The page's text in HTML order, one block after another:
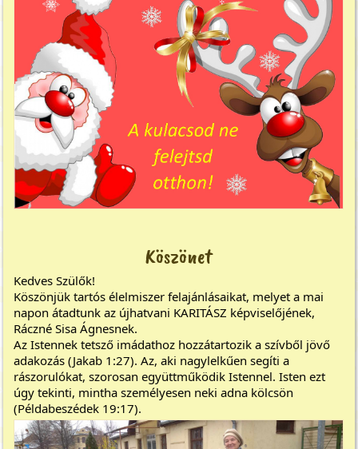
Köszönet
Kedves Szülők!
Köszönjük tartós élelmiszer felajánlásaikat, melyet a mai
napon átadtunk az újhatvani KARITÁSZ képviselőjének,
Ráczné Sisa Ágnesnek.
Az Istennek tetsző imádathoz hozzátartozik a szívből jövő
adakozás (Jakab 1:27). Az, aki nagylelkűen segíti a
rászorulókat, szorosan együttműködik Istennel. Isten ezt
úgy tekinti, mintha személyesen neki adna kölcsön
(Példabeszédek 19:17).